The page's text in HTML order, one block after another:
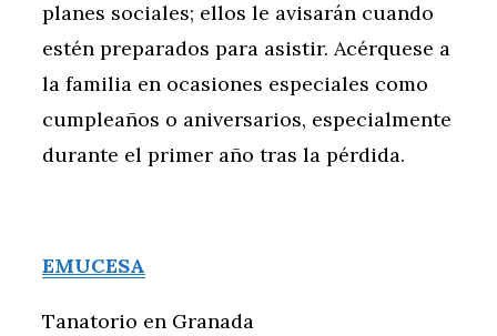
planes sociales; ellos le avisarán cuando
estén preparados para asistir. Acérquese a
la familia en ocasiones especiales como
cumpleaños o aniversarios, especialmente
durante el primer año tras la pérdida.
EMUCESA
Tanatorio en Granada